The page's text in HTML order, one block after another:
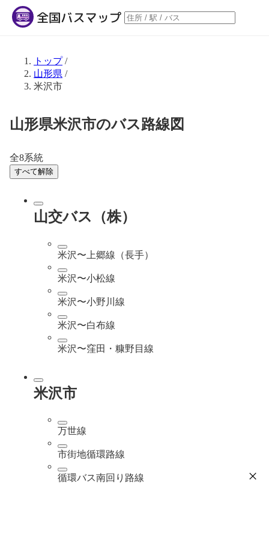
トップ/
山形県 /
米沢市
山形県米沢市のバス路線図
全8系統
すべて解除
山交バス（株）
米沢〜上郷線（長手）
米沢〜小松線
米沢〜小野川線
米沢〜白布線
米沢〜窪田・糠野目線
米沢市
万世線
市街地循環路線
循環バス南回り路線